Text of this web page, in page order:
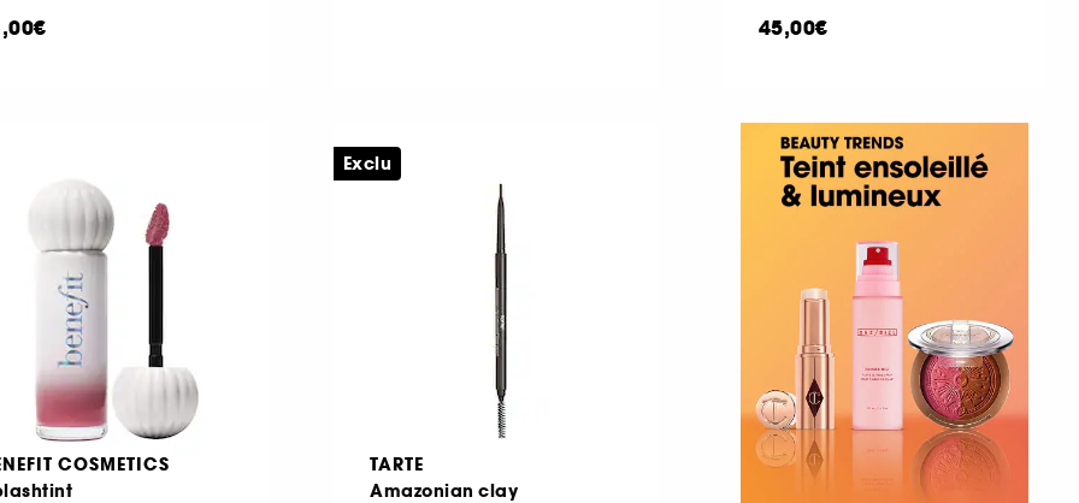
45,00€
COSMETICS
TARTE
Amazonian clay
Exclu